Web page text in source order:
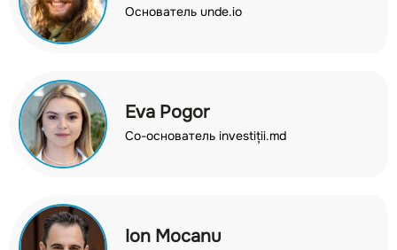
Основатель unde.io
Eva Pogor
Со-основатель investiții.md
Ion Mocanu